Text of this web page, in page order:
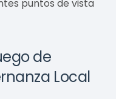
puntos de vista
de
Local